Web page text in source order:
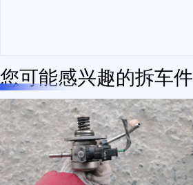
您可能感兴趣的拆车件